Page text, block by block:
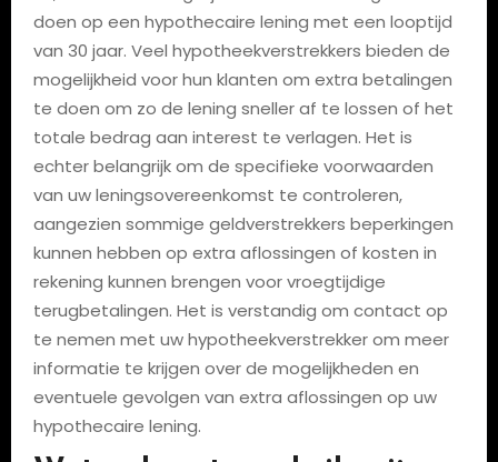
doen op een hypothecaire lening met een looptijd
van 30 jaar. Veel hypotheekverstrekkers bieden de
mogelijkheid voor hun klanten om extra betalingen
te doen om zo de lening sneller af te lossen of het
totale bedrag aan interest te verlagen. Het is
echter belangrijk om de specifieke voorwaarden
van uw leningsovereenkomst te controleren,
aangezien sommige geldverstrekkers beperkingen
kunnen hebben op extra aflossingen of kosten in
rekening kunnen brengen voor vroegtijdige
terugbetalingen. Het is verstandig om contact op
te nemen met uw hypotheekverstrekker om meer
informatie te krijgen over de mogelijkheden en
eventuele gevolgen van extra aflossingen op uw
hypothecaire lening.